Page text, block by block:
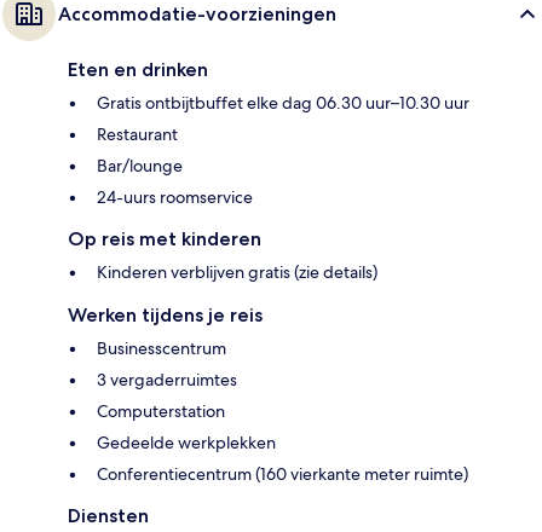
Accommodatie-voorzieningen
Eten en drinken
Gratis ontbijtbuffet elke dag 06.30 uur–10.30 uur
Restaurant
Bar/lounge
24-uurs roomservice
Op reis met kinderen
Kinderen verblijven gratis (zie details)
Werken tijdens je reis
Businesscentrum
3 vergaderruimtes
Computerstation
Gedeelde werkplekken
Conferentiecentrum (160 vierkante meter ruimte)
Diensten